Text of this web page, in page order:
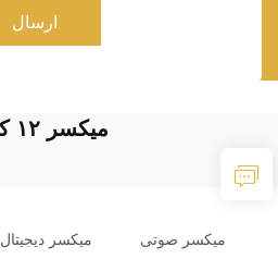
ارسال
میکسر ۱۲ کاناله
میکسر صوتی میکسر دیجیتال